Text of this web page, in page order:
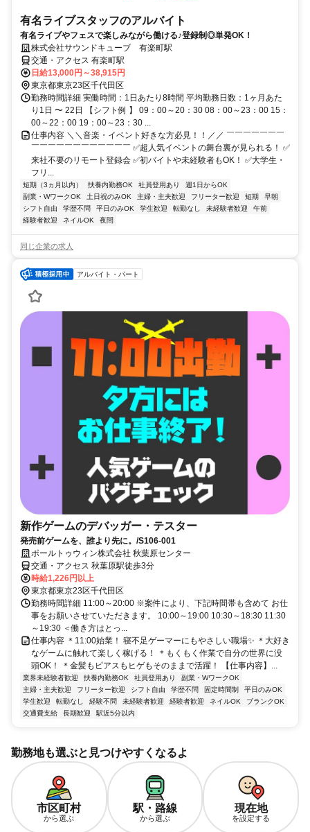
有名ライブスタッフのアルバイト
有名ライブやフェスで楽しみながら働ける♪登録制◎単発OK！
株式会社サウンドキューブ 有楽町駅
交通・アクセス 有楽町駅
日給13,000円～38,915円
東京都東京23区千代田区
勤務時間詳細 実働時間：1日あたり8時間 平均勤務日数：1ヶ月あた
り1日 〜 22日 【シフト例 】 09：00～20：30 08：00～23：00 15：
00～22：00 19：00～23：30 ...
仕事内容 ＼＼音楽・イベント好きな方必見！！／／ ￣￣￣￣￣￣￣
￣￣￣￣￣￣￣￣￣￣￣￣ ✅超人気イベントの舞台裏が見られる！ ✅
来社不要のリモート登録会 ✅初バイトや未経験者もOK！ ✅大学生・
フリ...
短期（3ヵ月以内） 扶養内勤務OK 社員登用あり
週1日からOK
副業・WワークOK
土日祝のみOK 主婦・主夫歓迎 フリーター歓迎 短期
早朝
シフト自由
学歴不問 平日のみOK 学生歓迎 転勤なし 未経験者歓迎
午前
経験者歓迎
ネイルOK 夜間
同じ企業の求人
アルバイト・パート
新作ゲームのデバッガー・テスター
発売前ゲームを、誰より先に。/S106-001
ポールトゥウィン株式会社 秋葉原センター
交通・アクセス 秋葉原駅徒歩3分
時給1,226円以上
東京都東京23区千代田区
勤務時間詳細 11:00～20:00 ※案件により、下記時間帯も含めて お仕
事をお願いさせていただきます。 10:00～19:00 10:30～18:30 11:30
～19:30 ＜働き方はとっ...
仕事内容 ＊11:00始業！ 寝不足ゲーマーにもやさしい職場✨ ＊大好き
なゲームに触れて楽しく稼げる！ ＊もくもく作業で自分の世界に没
頭OK！ ＊金髪もピアスもヒゲもそのままで活躍！ 【仕事内容】...
業界未経験者歓迎 扶養内勤務OK 社員登用あり
副業・WワークOK
主婦・主夫歓迎
フリーター歓迎 シフト自由 学歴不問 固定時間制
平日のみOK
学生歓迎
転勤なし 経験不問 未経験者歓迎 経験者歓迎 ネイルOK
ブランクOK
交通費支給
長期歓迎 駅近5分以内
勤務地も選ぶと見つけやすくなるよ
市区町村
から選ぶ
駅・路線
から選ぶ
現在地
を設定する